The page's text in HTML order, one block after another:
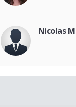
Nicolas